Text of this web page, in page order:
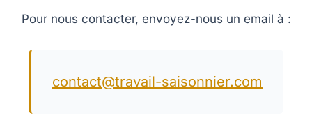
Pour nous contacter, envoyez-nous un email à :
contact@travail-saisonnier.com